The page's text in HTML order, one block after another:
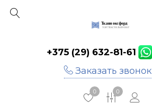
+375 (29) 632-81-61
Заказать звонок
0 0
Каталог